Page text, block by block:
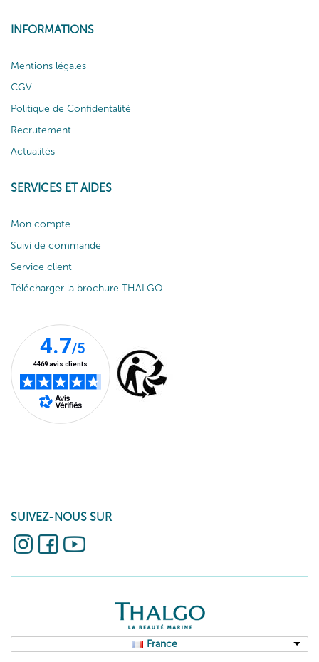
INFORMATIONS
Mentions légales
CGV
Politique de Confidentalité
Recrutement
Actualités
SERVICES ET AIDES
Mon compte
Suivi de commande
Service client
Télécharger la brochure THALGO
SUIVEZ-NOUS SUR
France